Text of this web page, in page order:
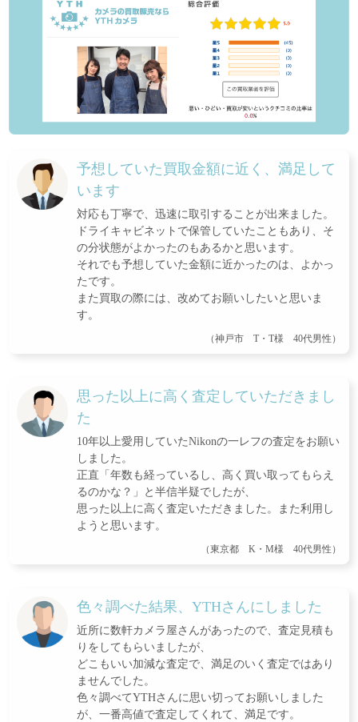
予想していた買取金額に近く、満足して
います
対応も丁寧で、迅速に取引することが出来ました。
ドライキャビネットで保管していたこともあり、そ
の分状態がよかったのもあるかと思います。
それでも予想していた金額に近かったのは、よかっ
たです。
また買取の際には、改めてお願いしたいと思いま
す。
（神戸市 T・T様 40代男性）
思った以上に高く査定していただきまし
た
10年以上愛用していたNikonの一レフの査定をお願い
しました。
正直「年数も経っているし、高く買い取ってもらえ
るのかな？」と半信半疑でしたが、
思った以上に高く査定いただきました。また利用し
ようと思います。
（東京都 K・M様 40代男性）
色々調べた結果、YTHさんにしました
近所に数軒カメラ屋さんがあったので、査定見積も
りをしてもらいましたが、
どこもいい加減な査定で、満足のいく査定ではあり
ませんでした。
色々調べてYTHさんに思い切ってお願いしました
が、一番高値で査定してくれて、満足です。